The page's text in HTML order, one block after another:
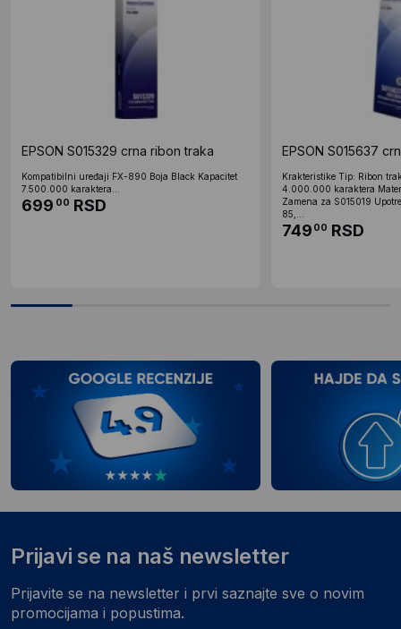
EPSON S015329 crna ribon traka
Kompatibilni uređaji FX-890 Boja Black Kapacitet
7.500.000 karaktera...
699 00 RSD
EPSON S015637
Krakteristike Tip: Ribon
4.000.000 karaktera
Zamena za S015019
85,...
749 00 RSD
Prijavi se na naš newsletter
Prijavite se na newsletter i prvi saznajte sve o novim
promocijama i popustima.